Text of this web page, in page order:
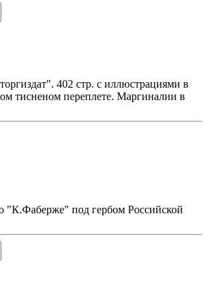
402 стр. с иллюстрациями в
тисненом переплете. Маргиналии в
"К.Фаберже" под гербом Российской